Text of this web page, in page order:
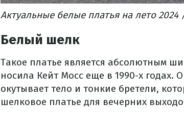
Актуальные белые платья на лето
Белый шелк
Такое платье является абсолютным
носила Кейт Мосс еще в 1990-х
окутывает тело и тонкие бретели,
шелковое платье для вечерних